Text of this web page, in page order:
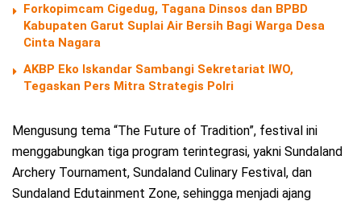
Forkopimcam Cigedug, Tagana Dinsos dan BPBD
Kabupaten Garut Suplai Air Bersih Bagi Warga Desa
Cinta Nagara
AKBP Eko Iskandar Sambangi Sekretariat IWO,
Tegaskan Pers Mitra Strategis Polri
Mengusung tema “The Future of Tradition”, festival ini
menggabungkan tiga program terintegrasi, yakni Sundaland
Archery Tournament, Sundaland Culinary Festival, dan
Sundaland Edutainment Zone, sehingga menjadi ajang